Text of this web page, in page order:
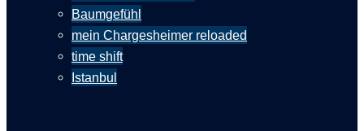
Baumgefühl
mein Chargesheimer reloaded
time shift
Istanbul